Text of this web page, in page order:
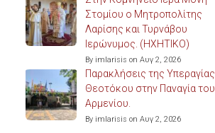
Στομίου ο Μητροπολίτης
Λαρίσης και Τυρνάβου
Ιερώνυμος. (ΗΧΗΤΙΚΟ)
By imlarisis on Αυγ 2, 2026
Παρακλήσεις της Υπεραγίας
Θεοτόκου στην Παναγία του
Αρμενίου.
By imlarisis on Αυγ 2, 2026